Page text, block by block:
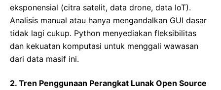
eksponensial (citra satelit, data drone, data IoT).
Analisis manual atau hanya mengandalkan GUI dasar
tidak lagi cukup. Python menyediakan fleksibilitas
dan kekuatan komputasi untuk menggali wawasan
dari data masif ini.
2. Tren Penggunaan Perangkat Lunak Open Source